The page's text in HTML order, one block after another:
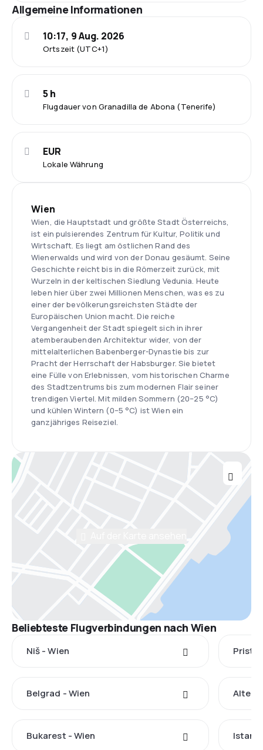
Allgemeine Informationen
Ortszeit (UTC+1)
10:17, 9 Aug. 2026
Flugdauer von Granadilla de Abona (Tenerife)
5 h
Lokale Währung
EUR
Wien
Wien, die Hauptstadt und größte Stadt Österreichs,
ist ein pulsierendes Zentrum für Kultur, Politik und
Wirtschaft. Es liegt am östlichen Rand des
Wienerwalds und wird von der Donau gesäumt. Seine
Geschichte reicht bis in die Römerzeit zurück, mit
Wurzeln in der keltischen Siedlung Vedunia. Heute
leben hier über zwei Millionen Menschen, was es zu
einer der bevölkerungsreichsten Städte der
Europäischen Union macht. Die reiche
Vergangenheit der Stadt spiegelt sich in ihrer
atemberaubenden Architektur wider, von der
mittelalterlichen Babenberger-Dynastie bis zur
Pracht der Herrschaft der Habsburger. Sie bietet
eine Fülle von Erlebnissen, vom historischen Charme
des Stadtzentrums bis zum modernen Flair seiner
trendigen Viertel. Mit milden Sommern (20–25 °C)
und kühlen Wintern (0–5 °C) ist Wien ein
ganzjähriges Reiseziel.
Beliebteste Flugverbindungen nach Wien
Niš - Wien
Belgrad - Wien
Bukarest - Wien